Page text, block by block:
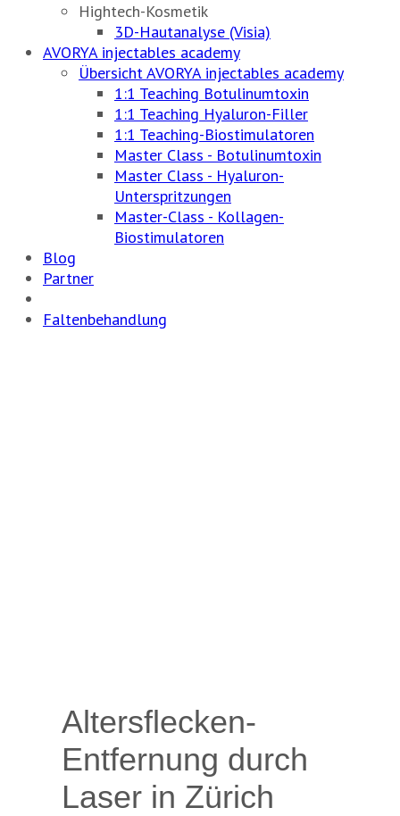
Hightech-Kosmetik
3D-Hautanalyse (Visia)
AVORYA injectables academy
Übersicht AVORYA injectables academy
1:1 Teaching Botulinumtoxin
1:1 Teaching Hyaluron-Filler
1:1 Teaching-Biostimulatoren
Master Class - Botulinumtoxin
Master Class - Hyaluron-
Unterspritzungen
Master-Class - Kollagen-
Biostimulatoren
Blog
Partner
Faltenbehandlung
Altersflecken-
Entfernung durch
Laser in Zürich